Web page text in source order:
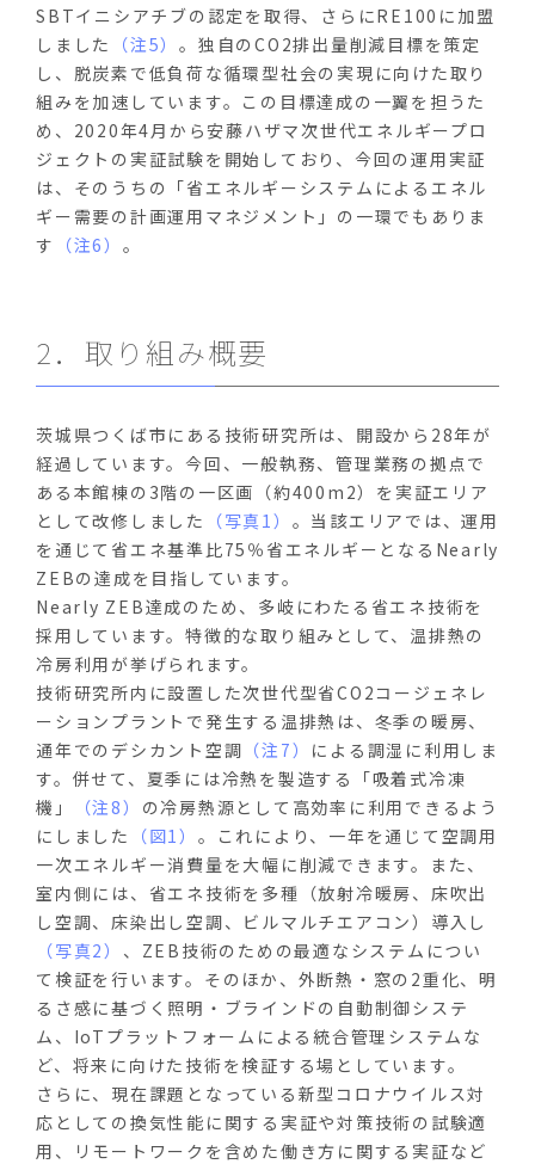
SBTイニシアチブの認定を取得、さらにRE100に加盟
しました
（注5） 。独自のCO2排出量削減目標を策定
し、脱炭素で低負荷な循環型社会の実現に向けた取り
組みを加速しています。この目標達成の一翼を担うた
め、2020年4月から安藤ハザマ次世代エネルギープロ
ジェクトの実証試験を開始しており、今回の運用実証
は、そのうちの「省エネルギーシステムによるエネル
ギー需要の計画運用マネジメント」の一環でもありま
す
（注6） 。
2．取り組み概要
茨城県つくば市にある技術研究所は、開設から28年が
経過しています。今回、一般執務、管理業務の拠点で
ある本館棟の3階の一区画（約400m2）を実証エリア
として改修しました
（写真1） 。当該エリアでは、運用
を通じて省エネ基準比75％省エネルギーとなるNearly
ZEBの達成を目指しています。
Nearly ZEB達成のため、多岐にわたる省エネ技術を
採用しています。特徴的な取り組みとして、温排熱の
冷房利用が挙げられます。
技術研究所内に設置した次世代型省CO2コージェネレ
ーションプラントで発生する温排熱は、冬季の暖房、
通年でのデシカント空調 （注7） による調湿に利用しま
す。併せて、夏季には冷熱を製造する「吸着式冷凍
機」
（注8） の冷房熱源として高効率に利用できるよう
にしました
（図1） 。これにより、一年を通じて空調用
一次エネルギー消費量を大幅に削減できます。また、
室内側には、省エネ技術を多種（放射冷暖房、床吹出
し空調、床染出し空調、ビルマルチエアコン）導入し
（写真2） 、ZEB技術のための最適なシステムについ
て検証を行います。そのほか、外断熱・窓の2重化、明
るさ感に基づく照明・ブラインドの自動制御システ
ム、IoTプラットフォームによる統合管理システムな
ど、将来に向けた技術を検証する場としています。
さらに、現在課題となっている新型コロナウイルス対
応としての換気性能に関する実証や対策技術の試験適
用、リモートワークを含めた働き方に関する実証など